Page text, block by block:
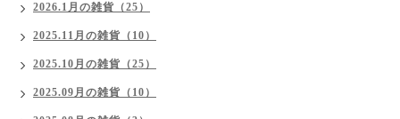
2026.1月の雑貨（25）
2025.11月の雑貨（10）
2025.10月の雑貨（25）
2025.09月の雑貨（10）